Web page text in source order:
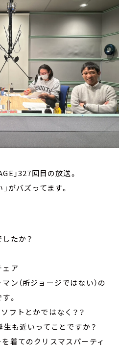
」327回目の放送。
がバズってます。
たか？
ェア
ン（所ジョージではない）の
。
フトとかではなく？？
生も近いってことですか？
着てのクリスマスパーティ